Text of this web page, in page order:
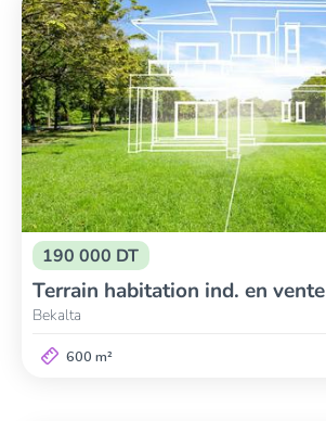
190 000 DT
Terrain habitation ind. en vente
Bekalta
600 m²